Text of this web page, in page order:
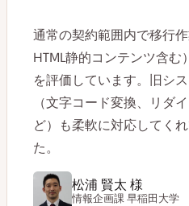
通常の契約範囲内で移行
HTML静的コンテンツ含む
を評価しています。旧シ
（文字コード変換、リダ
ど）も柔軟に対応してく
た。
松浦 賢太 様
情報企画課 早稲田大学